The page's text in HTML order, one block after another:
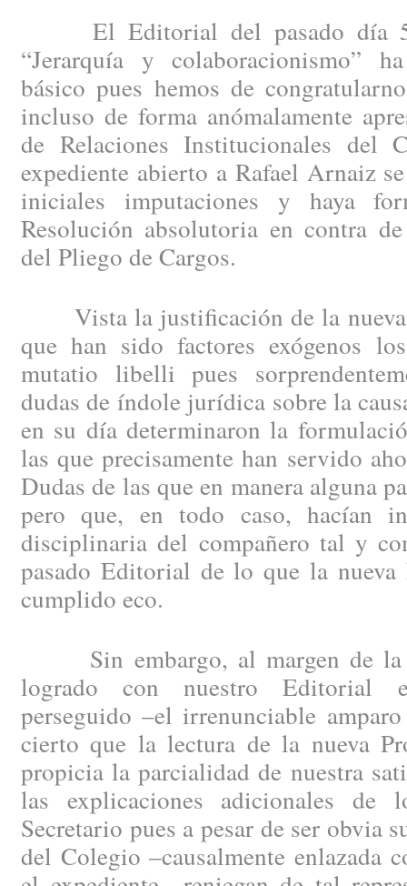
El Editorial del pasado día 5
“Jerarquía y colaboracionismo”
básico pues hemos de
incluso de forma anómalamente
de Relaciones Institucionales del
expediente abierto a Rafael Arnaiz
iniciales imputaciones y haya
Resolución absolutoria en contra
del Pliego de Cargos.
Vista la justificación de la nueva
que han sido factores exógenos
mutatio libelli pues
dudas de índole jurídica sobre la
en su día determinaron la
las que precisamente han servido
Dudas de las que en manera alguna
pero que, en todo caso, hacían
disciplinaria del compañero tal y
pasado Editorial de lo que la nueva
cumplido eco.
Sin embargo, al margen de la
logrado con nuestro Editorial
perseguido –el irrenunciable
cierto que la lectura de la nueva
propicia la parcialidad de nuestra
las explicaciones adicionales de
Secretario pues a pesar de ser obvia
del Colegio –causalmente enlazada